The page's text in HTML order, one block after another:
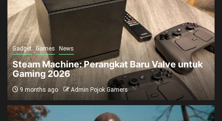
Gadget Games News
Steam Machine: Perangkat Baru Valve untuk
Gaming 2026
9 months ago Admin Pojok Gamers